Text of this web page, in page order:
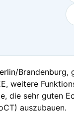
weitere
die sehr guten
auszubauen.